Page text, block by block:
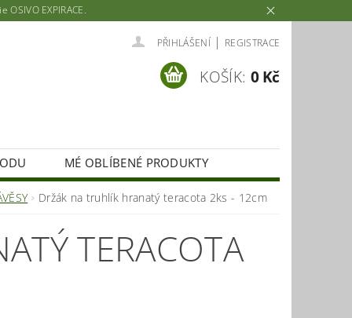
EXPIRACE.
PŘIHLÁŠENÍ | REGISTRACE
KOŠÍK: 0 Kč
MÉ OBLÍBENÉ PRODUKTY
Držák na truhlík hranatý teracota 2ks - 12cm
TERACOTA